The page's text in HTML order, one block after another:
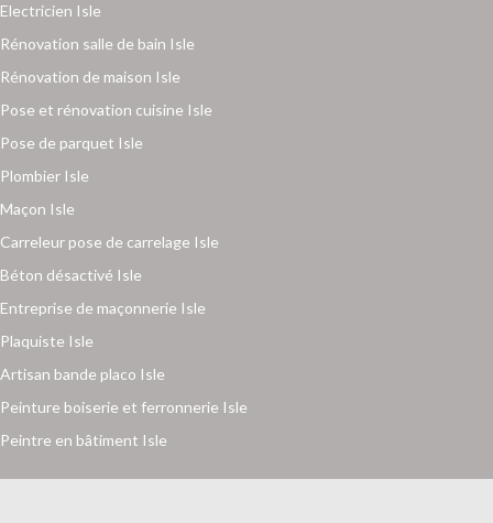
Electricien Isle
Rénovation salle de bain Isle
Rénovation de maison Isle
Pose et rénovation cuisine Isle
Pose de parquet Isle
Plombier Isle
Maçon Isle
Carreleur pose de carrelage Isle
Béton désactivé Isle
Entreprise de maçonnerie Isle
Plaquiste Isle
Artisan bande placo Isle
Peinture boiserie et ferronnerie Isle
Peintre en bâtiment Isle